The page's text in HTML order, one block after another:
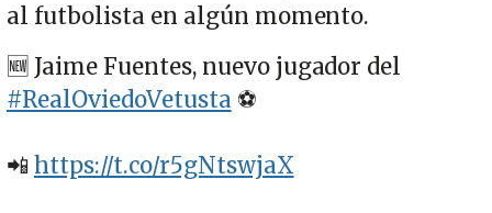
al futbolista en algún momento.
🆕 Jaime Fuentes, nuevo jugador del
#RealOviedoVetusta⚽
📲 https://t.co/r5gNtswjaX